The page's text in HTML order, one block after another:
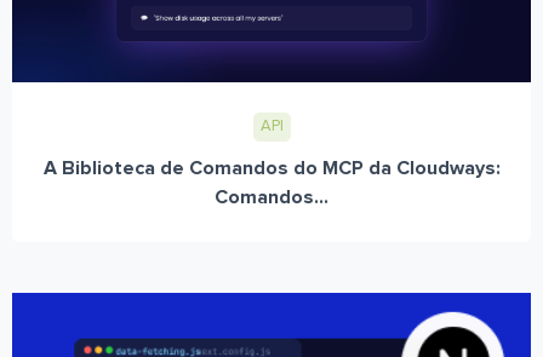
API
A Biblioteca de Comandos do MCP da Cloudways:
Comandos...